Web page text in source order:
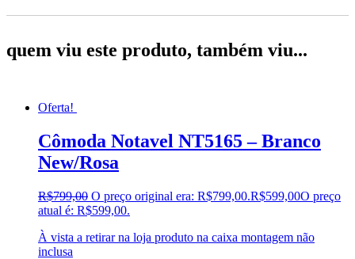
quem viu este produto, também viu...
Oferta!
Cômoda Notavel NT5165 – Branco
New/Rosa
R$799,00 O preço original era: R$799,00.R$599,00O preço
atual é: R$599,00.
À vista a retirar na loja produto na caixa montagem não
inclusa